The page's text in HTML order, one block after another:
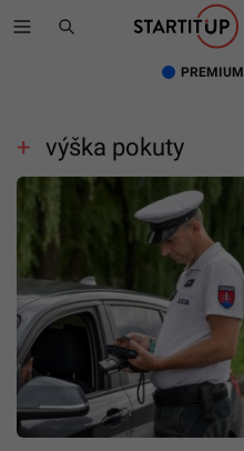
PREMIUM
výška pokuty